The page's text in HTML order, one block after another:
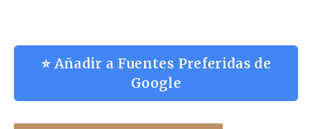
⭐ Añadir a Fuentes Preferidas de
Google